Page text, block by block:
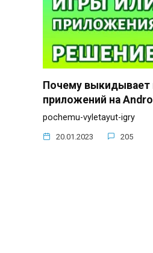
Почему выкидывает
приложений на
pochemu-vyletayut-igry
20.01.2023 205